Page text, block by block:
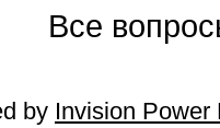
Все
by Invision Power